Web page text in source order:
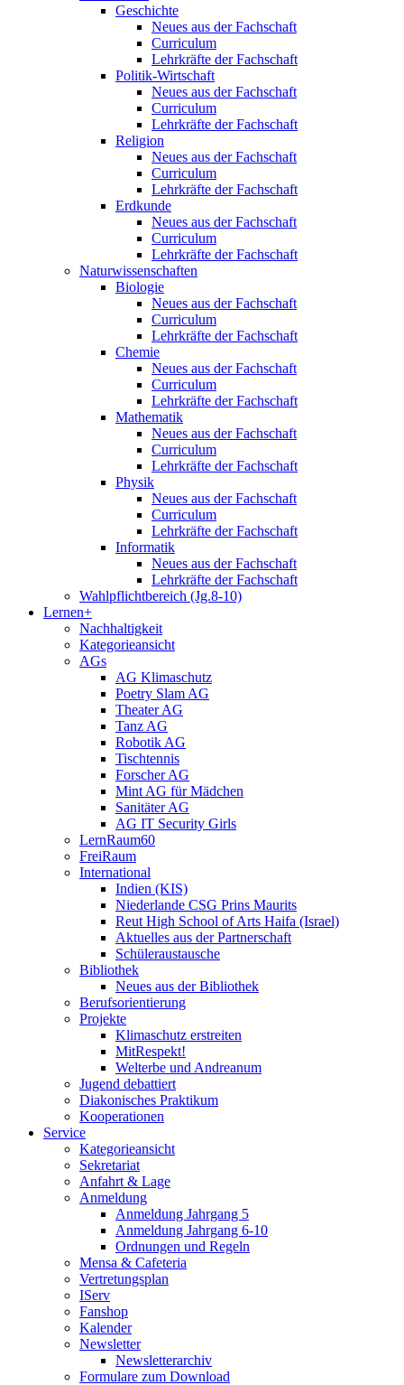
Geschichte
Neues aus der Fachschaft
Curriculum
Lehrkräfte der Fachschaft
Politik-Wirtschaft
Neues aus der Fachschaft
Curriculum
Lehrkräfte der Fachschaft
Religion
Neues aus der Fachschaft
Curriculum
Lehrkräfte der Fachschaft
Erdkunde
Neues aus der Fachschaft
Curriculum
Lehrkräfte der Fachschaft
Naturwissenschaften
Biologie
Neues aus der Fachschaft
Curriculum
Lehrkräfte der Fachschaft
Chemie
Neues aus der Fachschaft
Curriculum
Lehrkräfte der Fachschaft
Mathematik
Neues aus der Fachschaft
Curriculum
Lehrkräfte der Fachschaft
Physik
Neues aus der Fachschaft
Curriculum
Lehrkräfte der Fachschaft
Informatik
Neues aus der Fachschaft
Lehrkräfte der Fachschaft
Wahlpflichtbereich (Jg.8-10)
Lernen+
Nachhaltigkeit
Kategorieansicht
AGs
AG Klimaschutz
Poetry Slam AG
Theater AG
Tanz AG
Robotik AG
Tischtennis
Forscher AG
Mint AG für Mädchen
Sanitäter AG
AG IT Security Girls
LernRaum60
FreiRaum
International
Indien (KIS)
Niederlande CSG Prins Maurits
Reut High School of Arts Haifa (Israel)
Aktuelles aus der Partnerschaft
Schüleraustausche
Bibliothek
Neues aus der Bibliothek
Berufsorientierung
Projekte
Klimaschutz erstreiten
MitRespekt!
Welterbe und Andreanum
Jugend debattiert
Diakonisches Praktikum
Kooperationen
Service
Kategorieansicht
Sekretariat
Anfahrt & Lage
Anmeldung
Anmeldung Jahrgang 5
Anmeldung Jahrgang 6-10
Ordnungen und Regeln
Mensa & Cafeteria
Vertretungsplan
IServ
Fanshop
Kalender
Newsletter
Newsletterarchiv
Formulare zum Download